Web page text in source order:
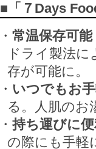
■「７Days
常温保存可能
ドライ製法
存が可能に。
いつでもお
る。人肌のお
持ち運びに
の際にも手軽